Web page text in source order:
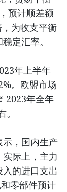
预计顺差额
为收支平衡
定汇率。
年上半年
。欧盟市场
2023年全年
，国内生产
际上，主力
的进口支出
零部件预计